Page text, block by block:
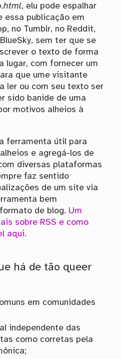
, elu pode espalhar
essa publicação em
no Tumblr, no Reddit,
sem ter que se
o texto de forma
lugar, com fornecer um
que ume visitante
ler ou com seu texto ser
sido banide de uma
motivos alheios à
ferramenta útil para
e agregá-los de
diversas plataformas
faz sentido
de um site via
bem
de blog. Um
sobre RSS e como
aqui.
há de tão queer
em comunidades
independente das
como corretas pela